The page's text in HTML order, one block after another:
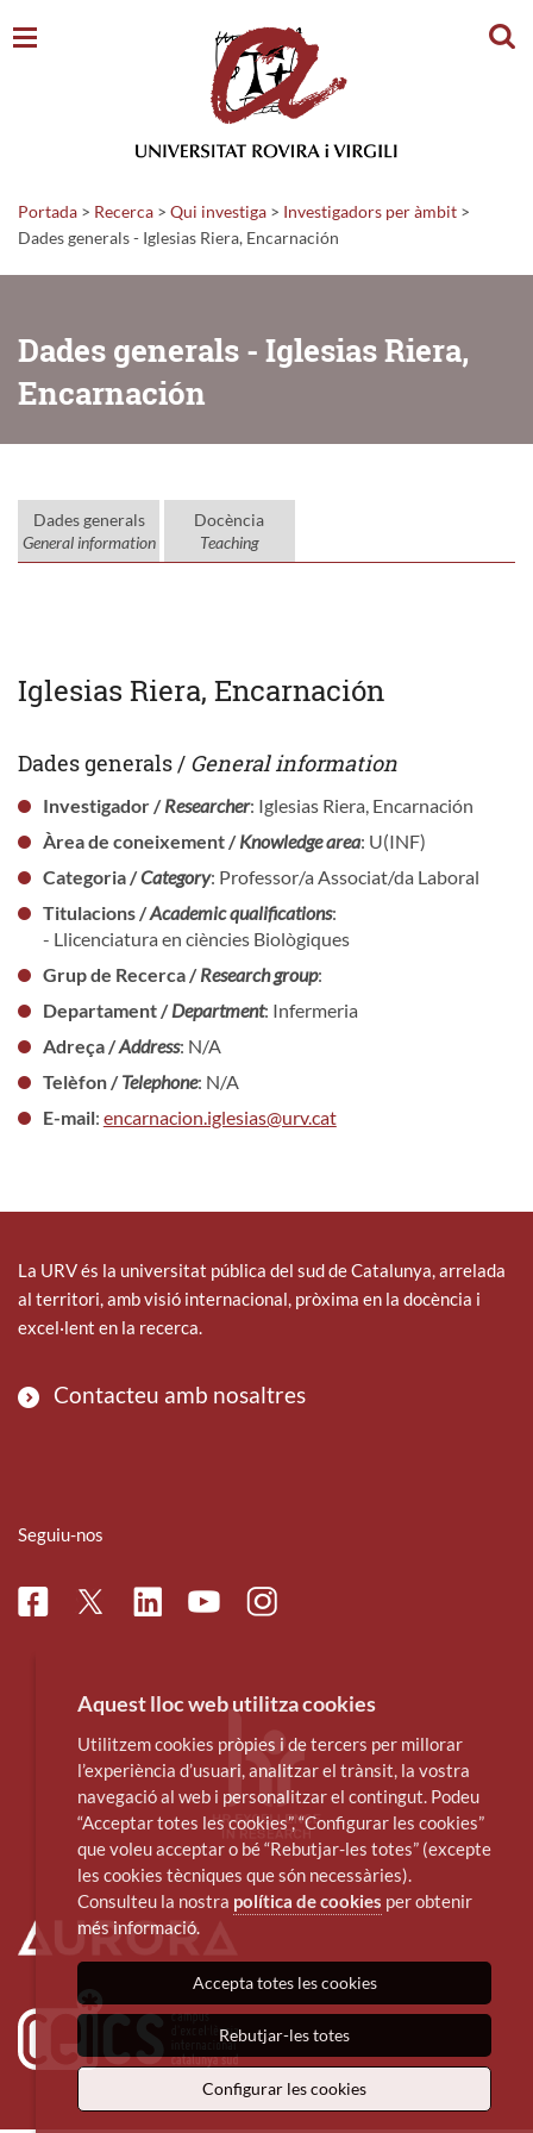
Portada > Recerca > Qui investiga > Investigadors per àmbit >
Dades generals - Iglesias Riera, Encarnación
Dades generals - Iglesias Riera,
Encarnación
Dades generals
General information
Docència
Teaching
Iglesias Riera, Encarnación
Dades generals / General information
Investigador /Researcher: Iglesias Riera, Encarnación
Àrea de coneixement /Knowledge area: U(INF)
Categoria /Category: Professor/a Associat/da Laboral
Titulacions /Academic qualifications:
- Llicenciatura en ciències Biològiques
Grup de Recerca /Research group:
Departament /Department: Infermeria
Adreça /Address: N/A
Telèfon /Telephone: N/A
E-mail: encarnacion.iglesias@urv.cat
La URV és la universitat pública del sud de Catalunya, arrelada
al territori, amb visió internacional, pròxima en la docència i
excel·lent en la recerca.
Contacteu amb nosaltres
Seguiu-nos
FacebookTwitterLinkedinYoutubeInstagram
Aquest lloc web utilitza cookies
Utilitzem cookies pròpies i de tercers per millorar
l’experiència d’usuari, analitzar el trànsit, la vostra
navegació al web i personalitzar el contingut. Podeu
“Acceptar totes les cookies”, “Configurar les cookies”
que voleu acceptar o bé “Rebutjar-les totes” (excepte
les cookies tècniques que són necessàries).
Consulteu la nostra política de cookies per obtenir
més informació.
Accepta totes les cookies
Rebutjar-les totes
Configurar les cookies